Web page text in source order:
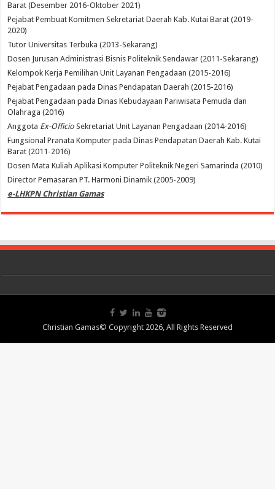
Barat (Desember 2016-Oktober 2021)
Pejabat Pembuat Komitmen Sekretariat Daerah Kab. Kutai Barat (2019-
2020)
Tutor Universitas Terbuka (2013-Sekarang)
Dosen Jurusan Administrasi Bisnis Politeknik Sendawar (2011-Sekarang)
Kelompok Kerja Pemilihan Unit Layanan Pengadaan (2015-2016)
Pejabat Pengadaan pada Dinas Pendapatan Daerah (2015-2016)
Pejabat Pengadaan pada Dinas Kebudayaan Pariwisata Pemuda dan
Olahraga (2016)
Anggota Ex-Officio Sekretariat Unit Layanan Pengadaan (2014-2016)
Fungsional Pranata Komputer pada Dinas Pendapatan Daerah Kab. Kutai
Barat (2011-2016)
Dosen Mata Kuliah Aplikasi Komputer Politeknik Negeri Samarinda (2010)
Director Pemasaran PT. Harmoni Dinamik (2005-2009)
e-LHKPN Christian Gamas
Christian Gamas© Copyright 2026, All Rights Reserved